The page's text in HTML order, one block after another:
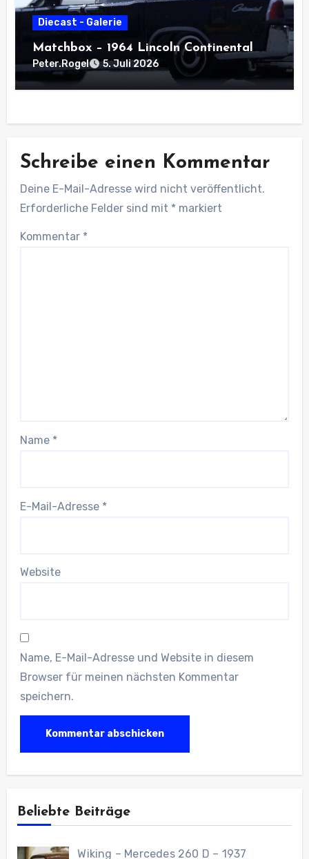
Diecast - Galerie
Matchbox – 1964 Lincoln Continental
Peter.Rogel 5. Juli 2026
Schreibe einen Kommentar
Deine E-Mail-Adresse wird nicht veröffentlicht.
Erforderliche Felder sind mit * markiert
Kommentar *
Name *
E-Mail-Adresse *
Website
Name, E-Mail-Adresse und Website in diesem
Browser für meinen nächsten Kommentar
speichern.
Beliebte Beiträge
Wiking – Mercedes 260 D – 1937